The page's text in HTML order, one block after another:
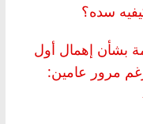
سده؟
بشأن إهمال أول
مرور عامين: